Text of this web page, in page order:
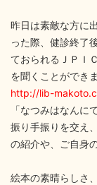
昨日は素敵な方に
った際、健診終了
ておられるＪＰＩ
を聞くことができ
http://lib-
「なつみはなん
振り手振りを交え
の紹介や、ご自身
絵本の素晴らしさ